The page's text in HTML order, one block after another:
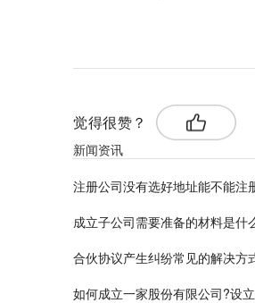
觉得很赞？
新闻资讯
注册公司没有选好地址能不能注
成立子公司需要准备的材料是
合伙协议产生纠纷常见的解决方
如何成立一家股份有限公司?设